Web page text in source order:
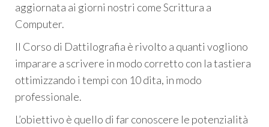
aggiornata ai giorni nostri comeScrittura a
Computer.
Il Corso di Dattilografia è rivolto a quanti vogliono
imparare a scrivere in modo corretto con la tastiera
ottimizzando i tempi con 10 dita, in modo
professionale.
L’obiettivo è quello di far conoscere le potenzialità